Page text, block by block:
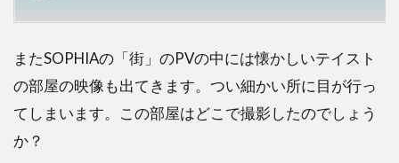
またSOPHIAの「街」のPVの中には懐かしいテイスト
の部屋の映像も出てきます。つい細かい所に目が行っ
てしまいます。この部屋はどこで撮影したのでしょう
か？